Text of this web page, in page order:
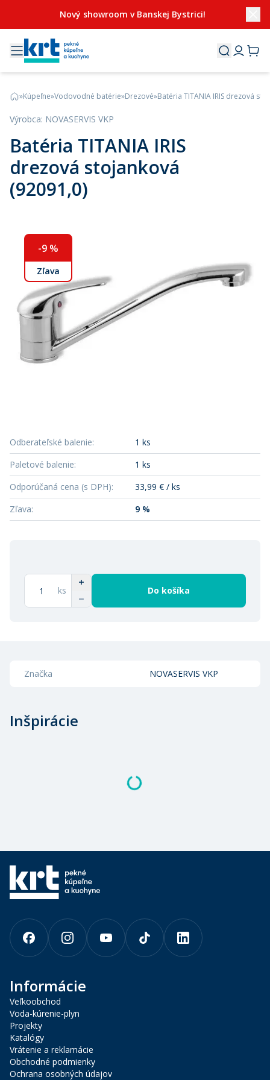
Nový showroom v Banskej Bystrici!
»Kúpeľne»Vodovodné batérie»Drezové»Batéria TITANIA IRIS drezová
Výrobca: NOVASERVIS VKP
Batéria TITANIA IRIS
drezová stojanková
(92091,0)
-9 %
Zľava
Odberateľské balenie:
1 ks
Paletové balenie:
1 ks
Odporúčaná cena (s DPH):
33,99 € / ks
Zľava: 9 %
ks Do košíka
Značka NOVASERVIS VKP
Inšpirácie
Informácie
Veľkoobchod
Voda-kúrenie-plyn
Projekty
Katalógy
Vrátenie a reklamácie
Obchodné podmienky
Ochrana osobných údajov